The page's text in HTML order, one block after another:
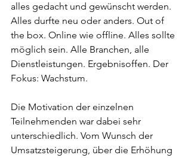
alles gedacht und gewünscht werden.
Alles durfte neu oder anders. Out of
the box. Online wie offline. Alles sollte
möglich sein. Alle Branchen, alle
Dienstleistungen. Ergebnisoffen. Der
Fokus: Wachstum.
Die Motivation der einzelnen
Teilnehmenden war dabei sehr
unterschiedlich. Vom Wunsch der
Umsatzsteigerung, über die Erhöhung